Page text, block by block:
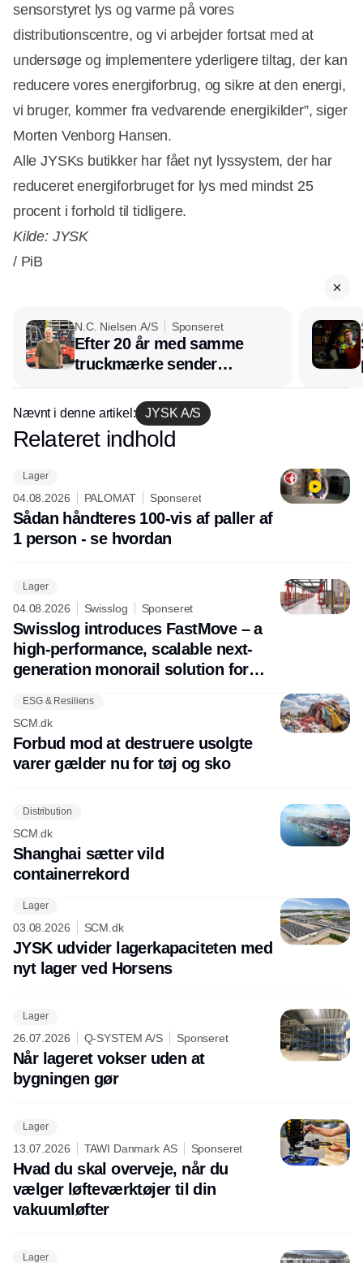
sensorstyret lys og varme på vores
distributionscentre, og vi arbejder fortsat med at
undersøge og implementere yderligere tiltag, der kan
reducere vores energiforbrug, og sikre at den energi,
vi bruger, kommer fra vedvarende energikilder”, siger
Morten Venborg Hansen.
Alle JYSKs butikker har fået nyt lyssystem, der har
reduceret energiforbruget for lys med mindst 25
procent i forhold til tidligere.
Kilde: JYSK
/ PiB
N.C. Nielsen A/S Sponseret
Efter 20 år med samme
truckmærke sender
lagerchef stafetten videre
hos INOX
Nævnt i denne artikel: JYSK A/S
Annonce
Relateret indhold
Lager
04.08.2026 PALOMAT Sponseret
Sådan håndteres 100-vis af paller af
1 person - se hvordan
Lager
04.08.2026 Swisslog Sponseret
Swisslog introduces FastMove – a
high-performance, scalable next-
generation monorail solution for
ESG & Resiliens
SCM.dk
Forbud mod at destruere usolgte
varer gælder nu for tøj og sko
Distribution
SCM.dk
Shanghai sætter vild
containerrekord
Lager
03.08.2026 SCM.dk
JYSK udvider lagerkapaciteten med
nyt lager ved Horsens
Lager
26.07.2026 Q-SYSTEM A/S Sponseret
Når lageret vokser uden at
bygningen gør
Lager
13.07.2026 TAWI Danmark AS Sponseret
Hvad du skal overveje, når du
vælger løfteværktøjer til din
vakuumløfter
Lager